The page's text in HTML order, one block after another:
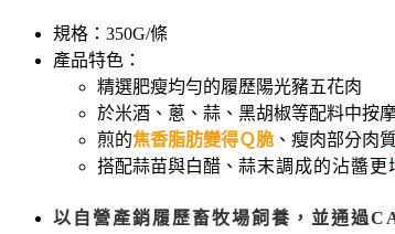
規格：350G/條
產品特色：
精選肥瘦均勻的履歷陽光豬五花肉
於米酒、蔥、蒜、黑胡椒等配料中按
煎的焦香脂肪變得Ｑ脆 、瘦肉部分肉
搭配蒜苗與白醋、 蒜末調成的沾醬更
以自營產銷履歷畜牧場飼養，並通過